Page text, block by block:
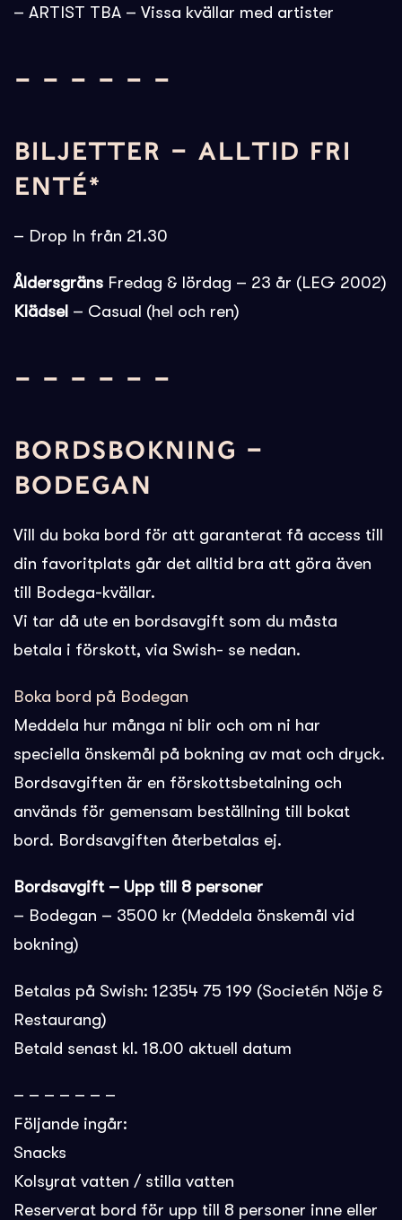
– ARTIST TBA – Vissa kvällar med artister
– – – – – –
BILJETTER – ALLTID FRI
ENTÉ*
– Drop In från 21.30
Åldersgräns Fredag & lördag – 23 år (LEG 2002)
Klädsel – Casual (hel och ren)
– – – – – –
BORDSBOKNING –
BODEGAN
Vill du boka bord för att garanterat få access till
din favoritplats går det alltid bra att göra även
till Bodega-kvällar.
Vi tar då ute en bordsavgift som du måsta
betala i förskott, via Swish- se nedan.
Boka bord på Bodegan
Meddela hur många ni blir och om ni har
speciella önskemål på bokning av mat och dryck.
Bordsavgiften är en förskottsbetalning och
används för gemensam beställning till bokat
bord. Bordsavgiften återbetalas ej.
Bordsavgift – Upp till 8 personer
– Bodegan – 3500 kr (Meddela önskemål vid
bokning)
Betalas på Swish: 12354 75 199 (Societén Nöje &
Restaurang)
Betald senast kl. 18.00 aktuell datum
– – – – – – –
Följande ingår:
Snacks
Kolsyrat vatten / stilla vatten
Reserverat bord för upp till 8 personer inne eller